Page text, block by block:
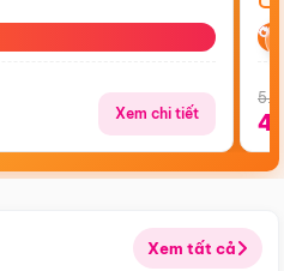
Xem chi tiết
Xem tất cả
Điểm nổi bật